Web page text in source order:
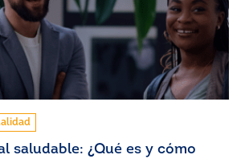
saludable: ¿Qué es y cómo